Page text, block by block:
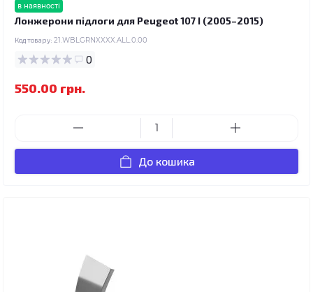
в наявності
Лонжерони підлоги для Peugeot 107 I (2005–2015)
Код товару: 21.WBLGRNXXXX.ALL.0.00
0
550.00 грн.
До кошика